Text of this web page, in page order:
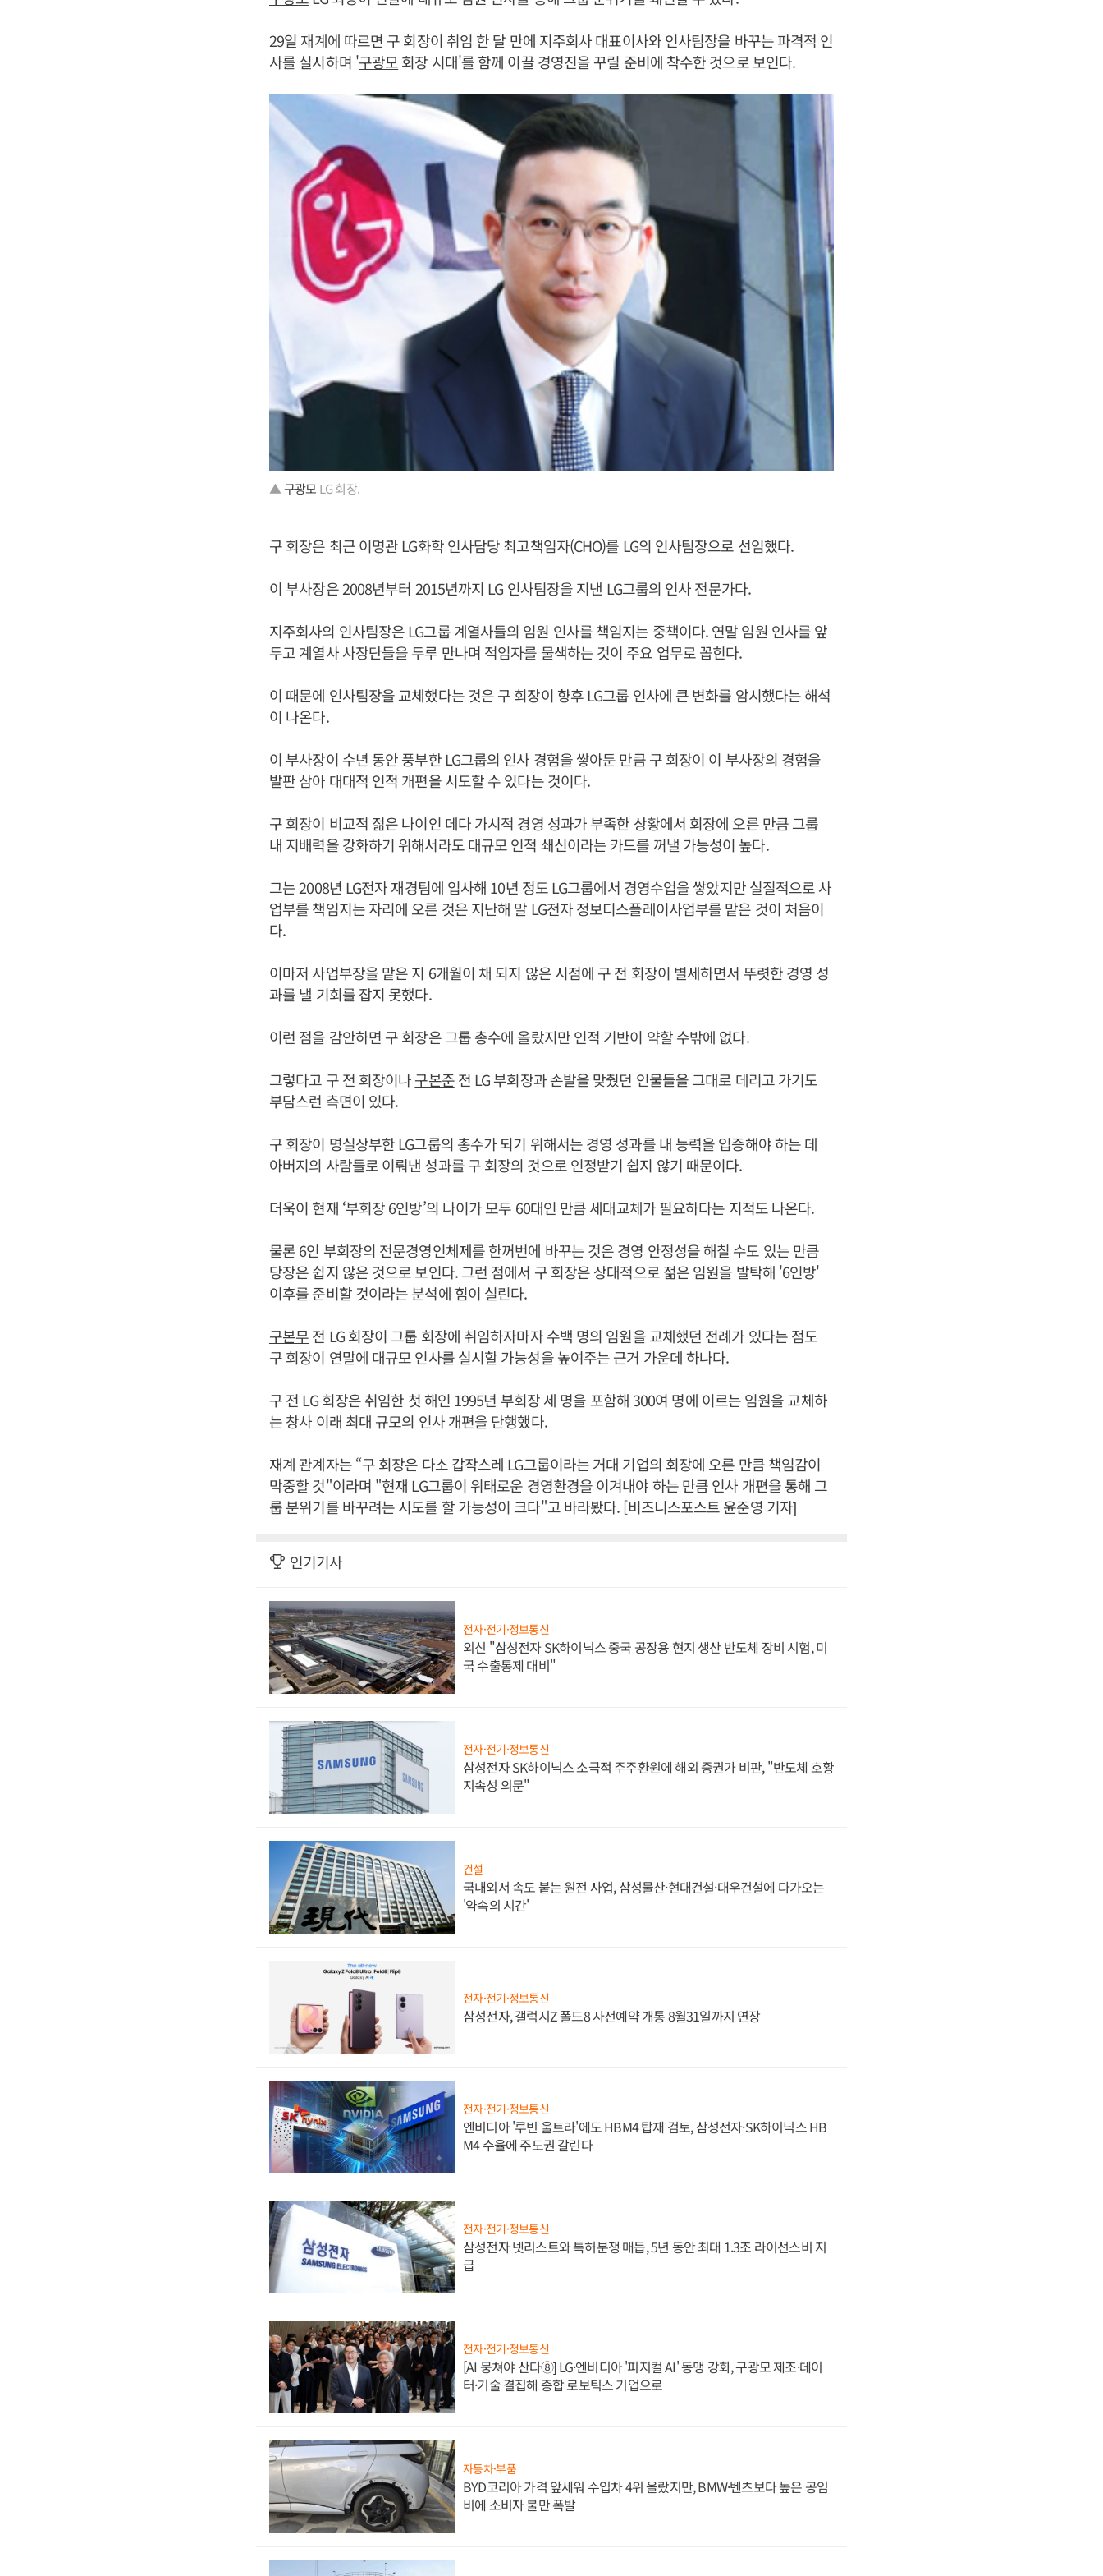
29일 재계에 따르면 구 회장이 취임 한 달 만에 지주회사 대표이사와 인사팀장을 바꾸는 파격적 인
사를 실시하며 '구광모회장 시대'를 함께 이끌 경영진을 꾸릴 준비에 착수한 것으로 보인다.
▲구광모 LG 회장.
구 회장은 최근 이명관 LG화학 인사담당 최고책임자(CHO)를 LG의 인사팀장으로 선임했다.
이 부사장은 2008년부터 2015년까지 LG 인사팀장을 지낸 LG그룹의 인사 전문가다.
지주회사의 인사팀장은 LG그룹 계열사들의 임원 인사를 책임지는 중책이다. 연말 임원 인사를 앞
두고 계열사 사장단들을 두루 만나며 적임자를 물색하는 것이 주요 업무로 꼽힌다.
이 때문에 인사팀장을 교체했다는 것은 구 회장이 향후 LG그룹 인사에 큰 변화를 암시했다는 해석
이 나온다.
이 부사장이 수년 동안 풍부한 LG그룹의 인사 경험을 쌓아둔 만큼 구 회장이 이 부사장의 경험을
발판 삼아 대대적 인적 개편을 시도할 수 있다는 것이다.
구 회장이 비교적 젊은 나이인 데다 가시적 경영 성과가 부족한 상황에서 회장에 오른 만큼 그룹
내 지배력을 강화하기 위해서라도 대규모 인적 쇄신이라는 카드를 꺼낼 가능성이 높다.
그는 2008년 LG전자 재경팀에 입사해 10년 정도 LG그룹에서 경영수업을 쌓았지만 실질적으로 사
업부를 책임지는 자리에 오른 것은 지난해 말 LG전자 정보디스플레이사업부를 맡은 것이 처음이
다.
이마저 사업부장을 맡은 지 6개월이 채 되지 않은 시점에 구 전 회장이 별세하면서 뚜렷한 경영 성
과를 낼 기회를 잡지 못했다.
이런 점을 감안하면 구 회장은 그룹 총수에 올랐지만 인적 기반이 약할 수밖에 없다.
그렇다고 구 전 회장이나구본준전 LG 부회장과 손발을 맞췄던 인물들을 그대로 데리고 가기도
부담스런 측면이 있다.
구 회장이 명실상부한 LG그룹의 총수가 되기 위해서는 경영 성과를 내 능력을 입증해야 하는 데
아버지의 사람들로 이뤄낸 성과를 구 회장의 것으로 인정받기 쉽지 않기 때문이다.
더욱이 현재 ‘부회장 6인방’의 나이가 모두 60대인 만큼 세대교체가 필요하다는 지적도 나온다.
물론 6인 부회장의 전문경영인체제를 한꺼번에 바꾸는 것은 경영 안정성을 해칠 수도 있는 만큼
당장은 쉽지 않은 것으로 보인다. 그런 점에서 구 회장은 상대적으로 젊은 임원을 발탁해 '6인방'
이후를 준비할 것이라는 분석에 힘이 실린다.
구본무전 LG 회장이 그룹 회장에 취임하자마자 수백 명의 임원을 교체했던 전례가 있다는 점도
구 회장이 연말에 대규모 인사를 실시할 가능성을 높여주는 근거 가운데 하나다.
구 전 LG 회장은 취임한 첫 해인 1995년 부회장 세 명을 포함해 300여 명에 이르는 임원을 교체하
는 창사 이래 최대 규모의 인사 개편을 단행했다.
재계 관계자는 “구 회장은 다소 갑작스레 LG그룹이라는 거대 기업의 회장에 오른 만큼 책임감이
막중할 것"이라며 "현재 LG그룹이 위태로운 경영환경을 이겨내야 하는 만큼 인사 개편을 통해 그
룹 분위기를 바꾸려는 시도를 할 가능성이 크다"고 바라봤다. [비즈니스포스트 윤준영 기자]
인기기사
전자·전기·정보통신
외신 "삼성전자 SK하이닉스 중국 공장용 현지 생산 반도체 장비 시험, 미
국 수출통제 대비"
전자·전기·정보통신
삼성전자 SK하이닉스 소극적 주주환원에 해외 증권가 비판, "반도체 호황
지속성 의문"
건설
국내외서 속도 붙는 원전 사업, 삼성물산·현대건설·대우건설에 다가오는
'약속의 시간'
전자·전기·정보통신
삼성전자, 갤럭시Z 폴드8 사전예약 개통 8월31일까지 연장
전자·전기·정보통신
엔비디아 '루빈 울트라'에도 HBM4 탑재 검토, 삼성전자·SK하이닉스 HB
M4 수율에 주도권 갈린다
전자·전기·정보통신
삼성전자 넷리스트와 특허분쟁 매듭, 5년 동안 최대 1.3조 라이선스비 지
급
전자·전기·정보통신
[AI 뭉쳐야 산다⑧] LG·엔비디아 '피지컬 AI' 동맹 강화, 구광모 제조·데이
터·기술 결집해 종합 로보틱스 기업으로
자동차·부품
BYD코리아 가격 앞세워 수입차 4위 올랐지만, BMW·벤츠보다 높은 공임
비에 소비자 불만 폭발